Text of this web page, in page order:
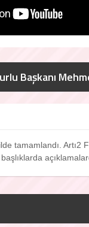
Başkanı
tamamlandı. Artı2